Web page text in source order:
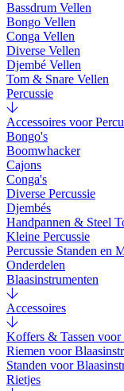
Bassdrum Vellen
Bongo Vellen
Conga Vellen
Diverse Vellen
Djembé Vellen
Tom & Snare Vellen
Percussie
Accessoires voor
Bongo's
Boomwhacker
Cajons
Conga's
Diverse Percussie
Djembés
Handpannen & Steel
Kleine Percussie
Percussie Standen en
Onderdelen
Blaasinstrumenten
Accessoires
Koffers & Tassen voor
Riemen voor
Standen voor
Rietjes